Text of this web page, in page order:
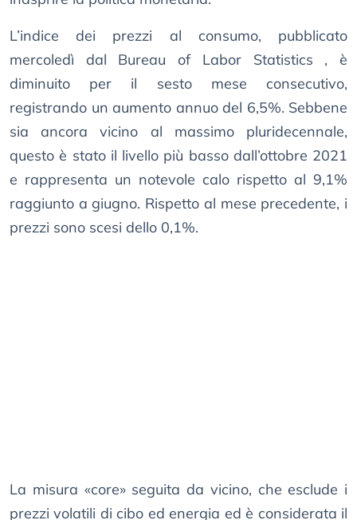
L’indice dei prezzi al consumo, pubblicato
mercoledì dal Bureau of Labor Statistics , è
diminuito per il sesto mese consecutivo,
registrando un aumento annuo del 6,5%. Sebbene
sia ancora vicino al massimo pluridecennale,
questo è stato il livello più basso dall’ottobre 2021
e rappresenta un notevole calo rispetto al 9,1%
raggiunto a giugno. Rispetto al mese precedente, i
prezzi sono scesi dello 0,1%.
La misura «core» seguita da vicino, che esclude i
prezzi volatili di cibo ed energia ed è considerata il